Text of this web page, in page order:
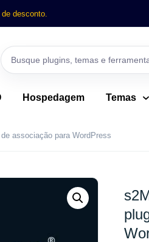
desconto.
Hospedagem Temas
associação para WordPress